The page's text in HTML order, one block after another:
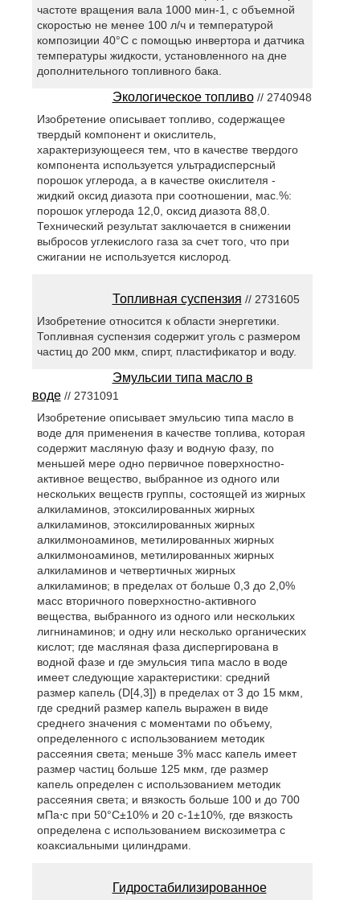
частоте вращения вала 1000 мин-1, с объемной
скоростью не менее 100 л/ч и температурой
композиции 40°С с помощью инвертора и датчика
температуры жидкости, установленного на дне
дополнительного топливного бака.
Экологическое топливо// 2740948
Изобретение описывает топливо, содержащее
твердый компонент и окислитель,
характеризующееся тем, что в качестве твердого
компонента используется ультрадисперсный
порошок углерода, а в качестве окислителя -
жидкий оксид диазота при соотношении, мас.%:
порошок углерода 12,0, оксид диазота 88,0.
Технический результат заключается в снижении
выбросов углекислого газа за счет того, что при
сжигании не используется кислород.
Топливная суспензия // 2731605
Изобретение относится к области энергетики.
Топливная суспензия содержит уголь с размером
частиц до 200 мкм, спирт, пластификатор и воду.
Эмульсии типа масло в
воде// 2731091
Изобретение описывает эмульсию типа масло в
воде для применения в качестве топлива, которая
содержит масляную фазу и водную фазу, по
меньшей мере одно первичное поверхностно-
активное вещество, выбранное из одного или
нескольких веществ группы, состоящей из жирных
алкиламинов, этоксилированных жирных
алкиламинов, этоксилированных жирных
алкилмоноаминов, метилированных жирных
алкилмоноаминов, метилированных жирных
алкиламинов и четвертичных жирных
алкиламинов; в пределах от больше 0,3 до 2,0%
масс вторичного поверхностно-активного
вещества, выбранного из одного или нескольких
лигнинаминов; и одну или несколько органических
кислот; где масляная фаза диспергирована в
водной фазе и где эмульсия типа масло в воде
имеет следующие характеристики: средний
размер капель (D[4,3]) в пределах от 3 до 15 мкм,
где средний размер капель выражен в виде
среднего значения с моментами по объему,
определенного с использованием методик
рассеяния света; меньше 3% масс капель имеет
размер частиц больше 125 мкм, где размер
капель определен с использованием методик
рассеяния света; и вязкость больше 100 и до 700
мПа⋅с при 50°C±10% и 20 с-1±10%, где вязкость
определена с использованием вискозиметра с
коаксиальными цилиндрами.
Гидростабилизированное